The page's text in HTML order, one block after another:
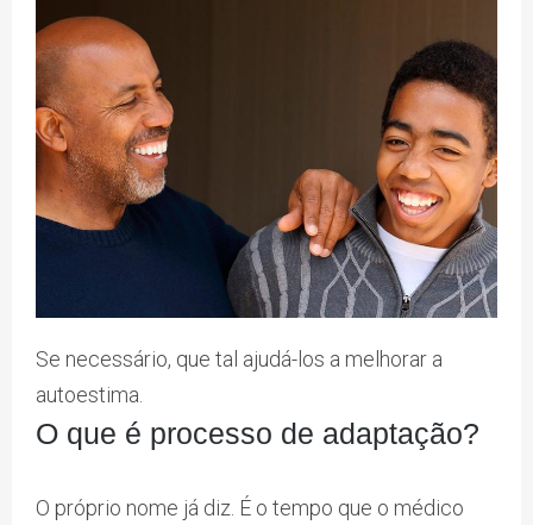
Se necessário, que tal ajudá-los a melhorar a
autoestima.
O que é processo de adaptação?
O próprio nome já diz. É o tempo que o médico